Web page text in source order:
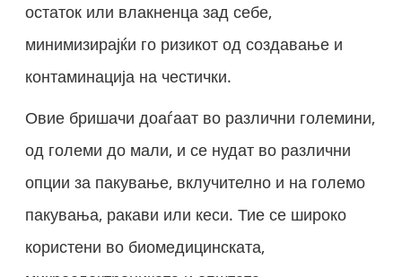
остаток или влакненца зад себе,
минимизирајќи го ризикот од создавање и
контаминација на честички.
Овие бришачи доаѓаат во различни големини,
од големи до мали, и се нудат во различни
опции за пакување, вклучително и на големо
пакувања, ракави или кеси. Тие се широко
користени во биомедицинската,